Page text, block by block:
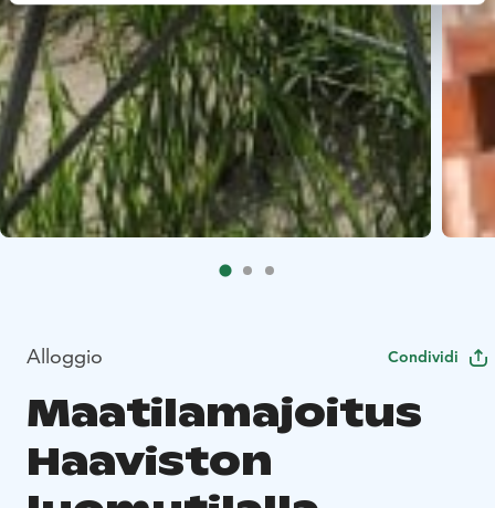
Alloggio Condividi
Maatilamajoitus
Haaviston